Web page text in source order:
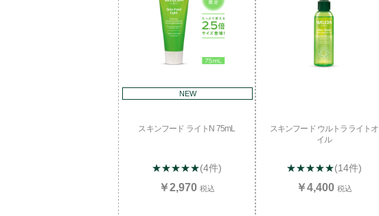
NEW
スキンフード ライトN 75mL
★★★★★(4件)
￥2,970 税込
スキンフード ウルトラライトオ
イル
★★★★★(14件)
￥4,400 税込